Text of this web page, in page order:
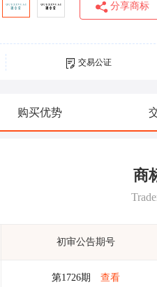
分享商标
交易公证
购买优势
商
初审公告期号
第1726期 查看